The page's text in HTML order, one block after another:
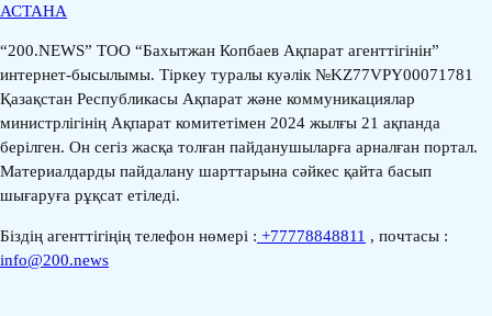
АСТАНА
“200.NEWS” ТОО “Бахытжан Копбаев Ақпарат агенттігінін”
интернет-бысылымы. Тіркеу туралы куәлік №KZ77VPY00071781
Қазақстан Республикасы Ақпарат және коммуникациялар
министрлігінің Ақпарат комитетімен 2024 жылғы 21 ақпанда
берілген. Он сегіз жасқа толған пайданушыларға арналған портал.
Материалдарды пайдалану шарттарына сәйкес қайта басып
шығаруға рұқсат етіледі.
Біздің агенттігіңің телефон нөмері : +77778848811 , почтасы :
info@200.news